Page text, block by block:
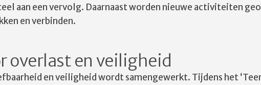
aan een vervolg. Daarnaast worden nieuwe activiteiten
en verbinden.
overlast en veiligheid
en veiligheid wordt samengewerkt. Tijdens het